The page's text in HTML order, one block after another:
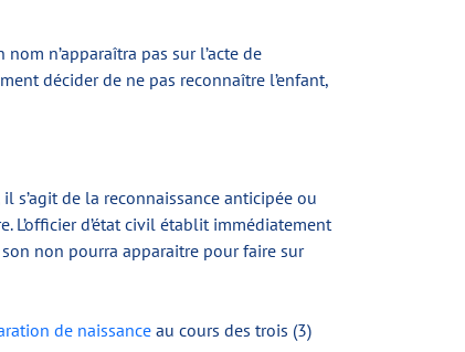
n’apparaîtra pas sur l’acte de
décider de ne pas reconnaître l’enfant,
s’agit de la reconnaissance anticipée ou
L’officier d’état civil établit immédiatement
non pourra apparaitre pour faire sur
de naissance au cours des trois (3)